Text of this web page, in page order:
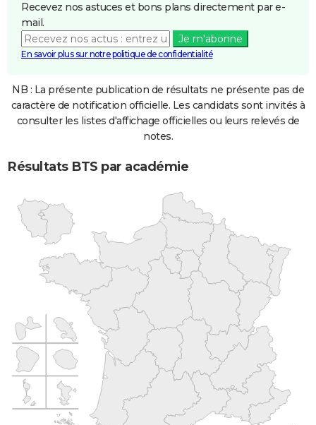
Recevez nos astuces et bons plans directement par e-
mail.
Je m'abonne
En savoir plus sur notre politique de confidentialité
NB : La présente publication de résultats ne présente pas de
caractère de notification officielle. Les candidats sont invités à
consulter les listes d'affichage officielles ou leurs relevés de
notes.
Résultats BTS par académie